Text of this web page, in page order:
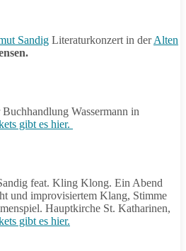
Sandig Literaturkonzert in derAlten
Wassermann in
gibt es hier.
feat. Kling Klong. Ein Abend
und improvisiertem Klang, Stimme
Hauptkirche St. Katharinen,
gibt es hier.